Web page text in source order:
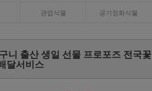
관엽식물 공기정화식물
니 출산 생일 선물 프로포즈 전국꽃
달서비스